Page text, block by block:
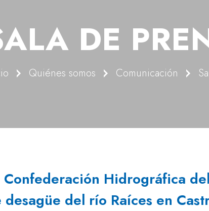
DE
Quiénes somos Comunicación
Confederación Hidrográfica
desagüe del río Raíces en